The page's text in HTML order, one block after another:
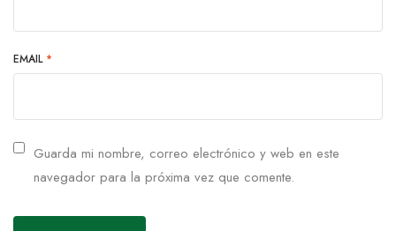
EMAIL *
Guarda mi nombre, correo electrónico y web en este
navegador para la próxima vez que comente.